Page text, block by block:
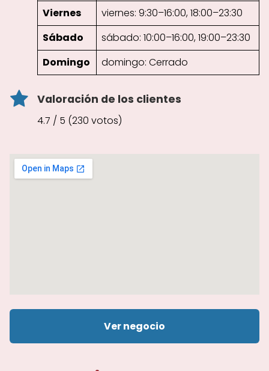
Viernes
viernes: 9:30–16:00, 18:00–23:30
Sábado
sábado: 10:00–16:00, 19:00–23:30
Domingo
domingo: Cerrado
Valoración de los clientes
4.7 / 5 (230 votos)
Ver negocio